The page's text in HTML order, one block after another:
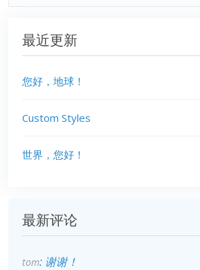
最近更新
您好，地球！
Custom Styles
世界，您好！
最新评论
tom: 谢谢！